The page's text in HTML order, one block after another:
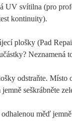
UV svítilna (pro
kontinuity).
plošky (Pad
Neznamená
odstraňte. Místo
seškrábněte
měď